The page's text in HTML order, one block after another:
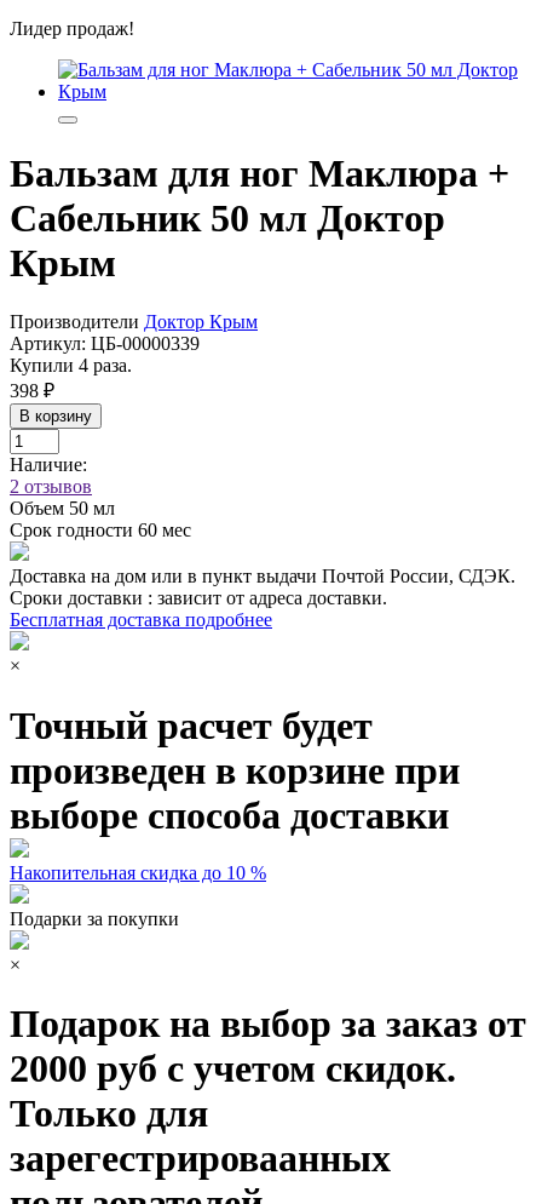
Лидер продаж!
Бальзам для ног Маклюра +
Сабельник 50 мл Доктор
Крым
Производители Доктор Крым
Артикул: ЦБ-00000339
Купили 4 раза.
398 ₽
В корзину
Наличие:
2 отзывов
Объем 50 мл
Срок годности 60 мес
Доставка на дом или в пункт выдачи Почтой России, СДЭК.
Сроки доставки : зависит от адреса доставки.
Бесплатная доставка подробнее
×
Точный расчет будет
произведен в корзине при
выборе способа доставки
Накопительная скидка до 10 %
Подарки за покупки
×
Подарок на выбор за заказ от
2000 руб с учетом скидок.
Только для
зарегестрироваанных